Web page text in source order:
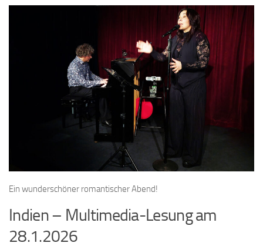
Ein wunderschöner romantischer Abend!
Indien – Multimedia-Lesung am
28.1.2026